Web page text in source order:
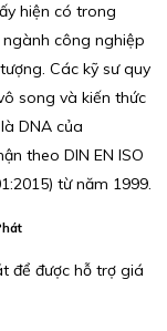
hiện có trong
công nghiệp
Các kỹ sư quy
song và kiến thức
DNA của
theo DIN EN ISO
từ năm 1999.
để được hỗ trợ giá